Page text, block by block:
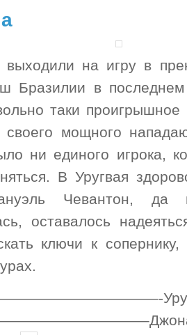
на игру в
Бразилии в
таки
своего мощного
ни единого игрока,
В Уругвая
Чевантон, да
оставалось
ключи к